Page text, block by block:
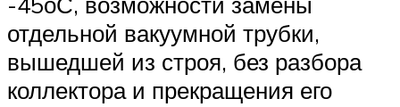
отдельной вакуумной трубки,
вышедшей из строя, без разбора
коллектора и прекращения его